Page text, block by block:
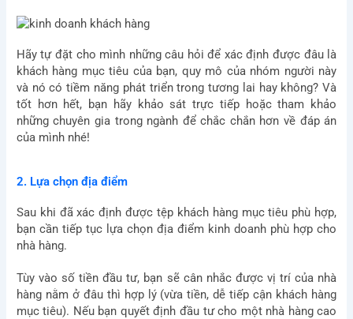
Hãy tự đặt cho mình những câu hỏi để xác định được đâu là
khách hàng mục tiêu của bạn, quy mô của nhóm người này
và nó có tiềm năng phát triển trong tương lai hay không? Và
tốt hơn hết, bạn hãy khảo sát trực tiếp hoặc tham khảo
những chuyên gia trong ngành để chắc chắn hơn về đáp án
của mình nhé!
2. Lựa chọn địa điểm
Sau khi đã xác định được tệp khách hàng mục tiêu phù hợp,
bạn cần tiếp tục lựa chọn địa điểm kinh doanh phù hợp cho
nhà hàng.
Tùy vào số tiền đầu tư, bạn sẽ cân nhắc được vị trí của nhà
hàng nằm ở đâu thì hợp lý (vừa tiền, dễ tiếp cận khách hàng
mục tiêu). Nếu bạn quyết định đầu tư cho một nhà hàng cao